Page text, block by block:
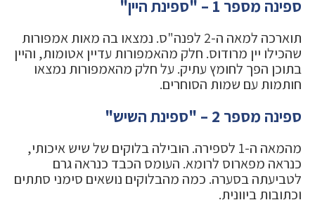
ספינה מספר 1 – "ספינת היין"
תוארכה למאה ה-2 לפנה"ס. נמצאו בה מאות אמפורות
שהכילו יין מרודוס. חלק מהאמפורות עדיין אטומות, והיין
בתוכן הפך לחומץ עתיק. על חלק מהאמפורות נמצאו
חותמות עם שמות הסוחרים.
ספינה מספר 2 – "ספינת השיש"
מהמאה ה-1 לספירה. הובילה בלוקים של שיש איכותי,
כנראה מפארוס לרומא. העומס הכבד כנראה גרם
לטביעתה בסערה. כמה מהבלוקים נושאים סימני סתתים
וכתובות ביוונית.